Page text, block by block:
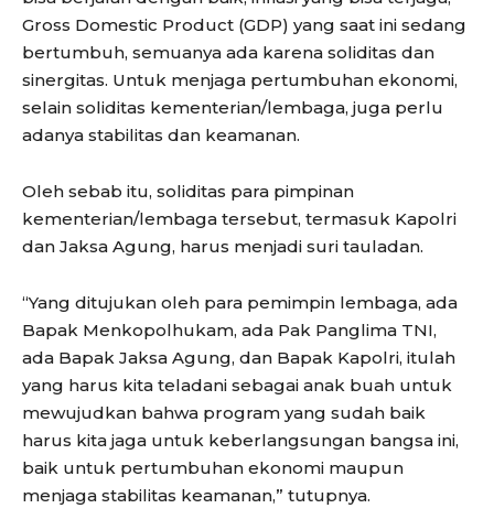
Gross Domestic Product (GDP) yang saat ini sedang
bertumbuh, semuanya ada karena soliditas dan
sinergitas. Untuk menjaga pertumbuhan ekonomi,
selain soliditas kementerian/lembaga, juga perlu
adanya stabilitas dan keamanan.
Oleh sebab itu, soliditas para pimpinan
kementerian/lembaga tersebut, termasuk Kapolri
dan Jaksa Agung, harus menjadi suri tauladan.
“Yang ditujukan oleh para pemimpin lembaga, ada
Bapak Menkopolhukam, ada Pak Panglima TNI,
ada Bapak Jaksa Agung, dan Bapak Kapolri, itulah
yang harus kita teladani sebagai anak buah untuk
mewujudkan bahwa program yang sudah baik
harus kita jaga untuk keberlangsungan bangsa ini,
baik untuk pertumbuhan ekonomi maupun
menjaga stabilitas keamanan,” tutupnya.